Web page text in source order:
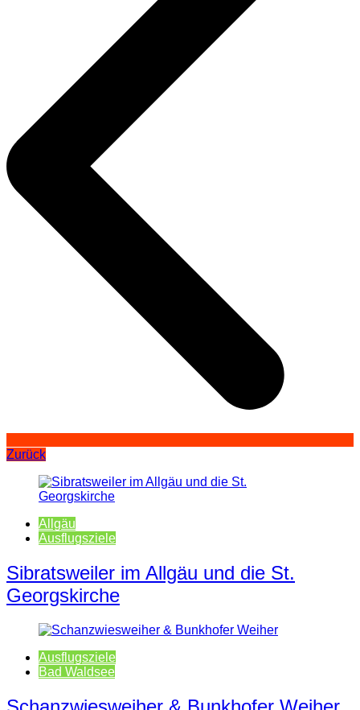
Zurück
Allgäu
Ausflugsziele
Sibratsweiler im Allgäu und die St.
Georgskirche
Ausflugsziele
Bad Waldsee